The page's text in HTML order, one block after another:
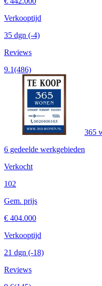
Verkooptijd
35 dgn (-4)
Reviews
9.1(486)
365
6 gedeelde werkgebieden
Verkocht
102
Gem. prijs
€ 404.000
Verkooptijd
21 dgn (-18)
Reviews